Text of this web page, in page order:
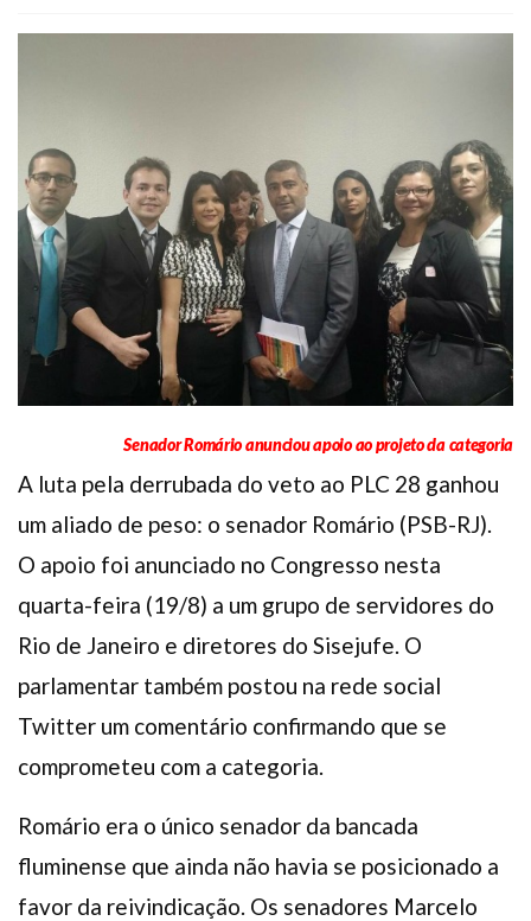
Senador Romário anunciou apoio ao projeto da categoria
A luta pela derrubada do veto ao PLC 28 ganhou
um aliado de peso: o senador Romário (PSB-RJ).
O apoio foi anunciado no Congresso nesta
quarta-feira (19/8) a um grupo de servidores do
Rio de Janeiro e diretores do Sisejufe. O
parlamentar também postou na rede social
Twitter um comentário confirmando que se
comprometeu com a categoria.
Romário era o único senador da bancada
fluminense que ainda não havia se posicionado a
favor da reivindicação. Os senadores Marcelo
Plano de Saúde
Facebook
Whatsapp